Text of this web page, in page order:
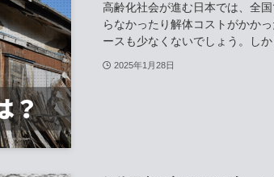
高齢化社会が進む日本では、全
らなかったり解体コストがかか
ースも少なくないでしょう。し
2025年1月28日